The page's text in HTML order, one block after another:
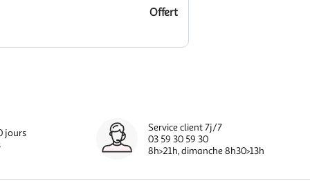
Offert
jours
Service client 7j/7
03 59 30 59 30
8h>21h, dimanche 8h30>13h